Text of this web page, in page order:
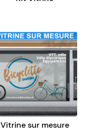
Vitrine sur mesure